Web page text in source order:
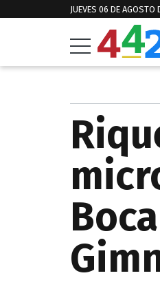
JUEVES 06 DE AGOSTO